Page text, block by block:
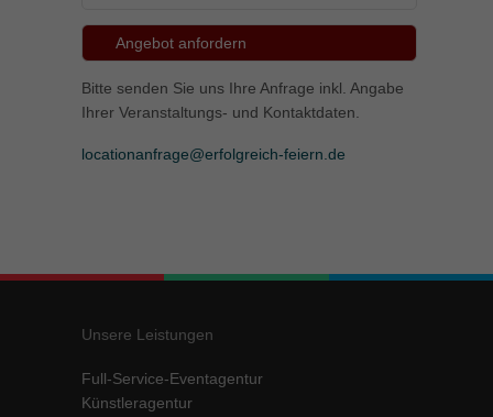
Angebot anfordern
Bitte senden Sie uns Ihre Anfrage inkl. Angabe
Ihrer Veranstaltungs- und Kontaktdaten.
locationanfrage@erfolgreich-feiern.de
Unsere Leistungen
Full-Service-Eventagentur
Künstleragentur